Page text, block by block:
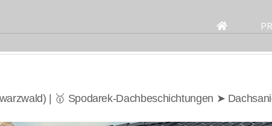
for:
| 🥇 Spodarek-Dachbeschichtungen ➤